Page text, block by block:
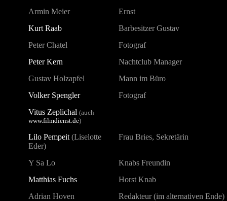
Armin Meier
Ernst
Kurt Raab
Barbesitzer Gustav
Peter Chatel
Fotograf
Peter Kern
Nachtclub Manager
Gustav Holzapfel
Mann im Büro
Volker Spengler
Fotograf
Vitus Zeplichal (auch
www.filmdienst.de)
Lilo Pempeit (Liselotte
Eder)
Frau Bries, Sekretärin
Y Sa Lo
Knabs Freundin
Matthias Fuchs
Horst Knab
Adrian Hoven
Redakteur (im alternativen Ende)